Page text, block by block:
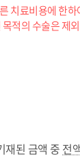
치료비용에 한하
적의 수술은 제
재된 금액 중 전